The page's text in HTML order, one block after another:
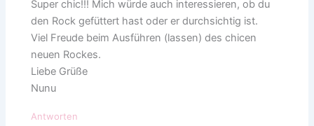
Super chic!!! Mich würde auch interessieren, ob du
den Rock gefüttert hast oder er durchsichtig ist.
Viel Freude beim Ausführen (lassen) des chicen
neuen Rockes.
Liebe Grüße
Nunu
Antworten